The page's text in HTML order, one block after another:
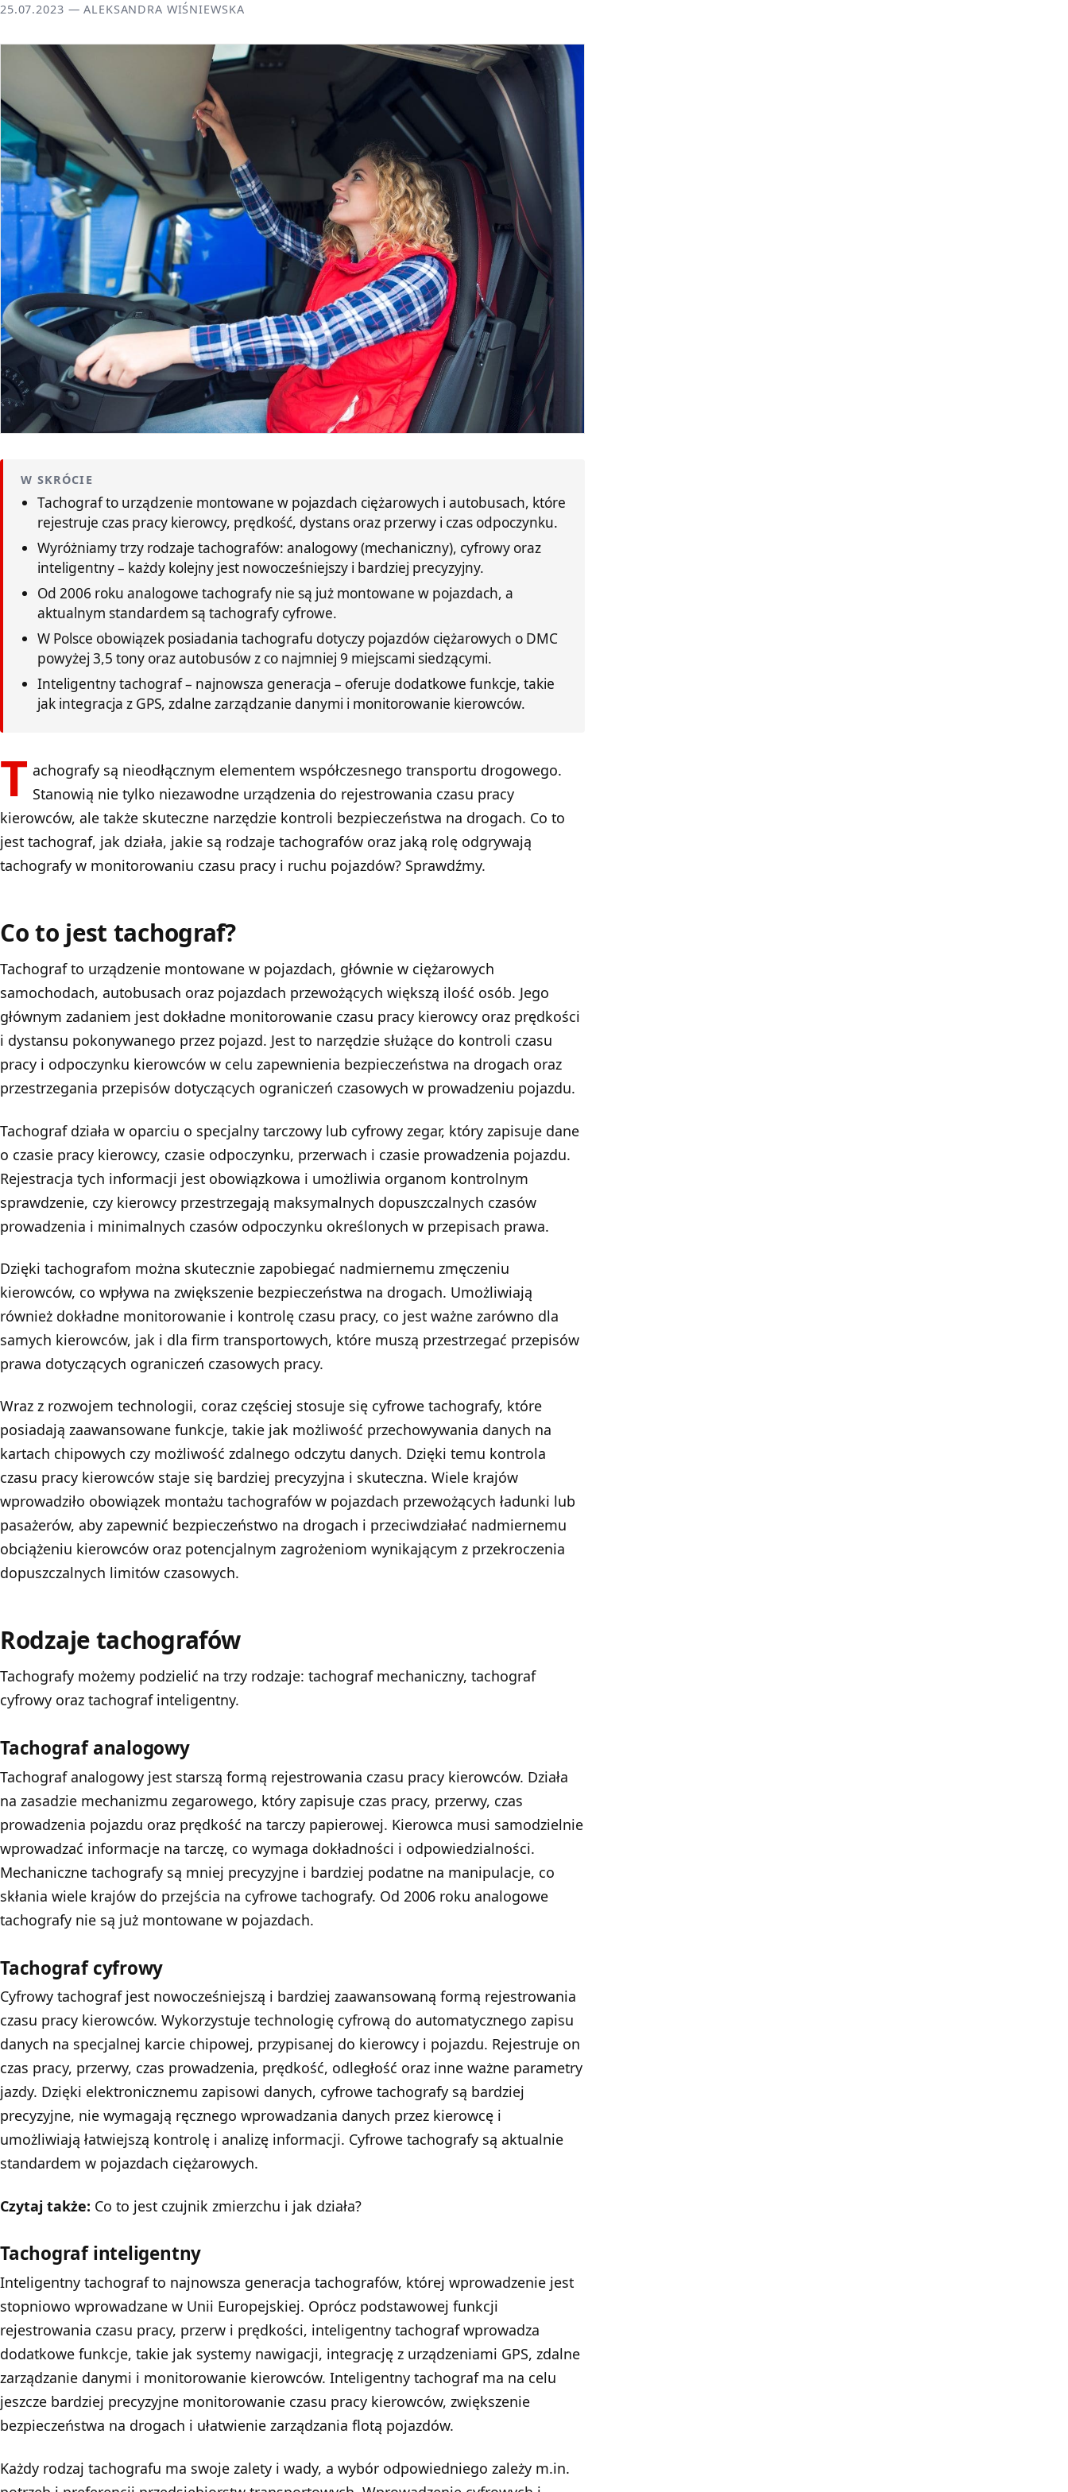
25.07.2023 — ALEKSANDRA WIŚNIEWSKA
W SKRÓCIE
Tachograf to urządzenie montowane w pojazdach ciężarowych i autobusach, które
rejestruje czas pracy kierowcy, prędkość, dystans oraz przerwy i czas odpoczynku.
Wyróżniamy trzy rodzaje tachografów: analogowy (mechaniczny), cyfrowy oraz
inteligentny – każdy kolejny jest nowocześniejszy i bardziej precyzyjny.
Od 2006 roku analogowe tachografy nie są już montowane w pojazdach, a
aktualnym standardem są tachografy cyfrowe.
W Polsce obowiązek posiadania tachografu dotyczy pojazdów ciężarowych o DMC
powyżej 3,5 tony oraz autobusów z co najmniej 9 miejscami siedzącymi.
Inteligentny tachograf – najnowsza generacja – oferuje dodatkowe funkcje, takie
jak integracja z GPS, zdalne zarządzanie danymi i monitorowanie kierowców.
T achografy są nieodłącznym elementem współczesnego transportu drogowego.
Stanowią nie tylko niezawodne urządzenia do rejestrowania czasu pracy
kierowców, ale także skuteczne narzędzie kontroli bezpieczeństwa na drogach. Co to
jest tachograf, jak działa, jakie są rodzaje tachografów oraz jaką rolę odgrywają
tachografy w monitorowaniu czasu pracy i ruchu pojazdów? Sprawdźmy.
Co to jest tachograf?
Tachograf to urządzenie montowane w pojazdach, głównie w ciężarowych
samochodach, autobusach oraz pojazdach przewożących większą ilość osób. Jego
głównym zadaniem jest dokładne monitorowanie czasu pracy kierowcy oraz prędkości
i dystansu pokonywanego przez pojazd. Jest to narzędzie służące do kontroli czasu
pracy i odpoczynku kierowców w celu zapewnienia bezpieczeństwa na drogach oraz
przestrzegania przepisów dotyczących ograniczeń czasowych w prowadzeniu pojazdu.
Tachograf działa w oparciu o specjalny tarczowy lub cyfrowy zegar, który zapisuje dane
o czasie pracy kierowcy, czasie odpoczynku, przerwach i czasie prowadzenia pojazdu.
Rejestracja tych informacji jest obowiązkowa i umożliwia organom kontrolnym
sprawdzenie, czy kierowcy przestrzegają maksymalnych dopuszczalnych czasów
prowadzenia i minimalnych czasów odpoczynku określonych w przepisach prawa.
Dzięki tachografom można skutecznie zapobiegać nadmiernemu zmęczeniu
kierowców, co wpływa na zwiększenie bezpieczeństwa na drogach. Umożliwiają
również dokładne monitorowanie i kontrolę czasu pracy, co jest ważne zarówno dla
samych kierowców, jak i dla firm transportowych, które muszą przestrzegać przepisów
prawa dotyczących ograniczeń czasowych pracy.
Wraz z rozwojem technologii, coraz częściej stosuje się cyfrowe tachografy, które
posiadają zaawansowane funkcje, takie jak możliwość przechowywania danych na
kartach chipowych czy możliwość zdalnego odczytu danych. Dzięki temu kontrola
czasu pracy kierowców staje się bardziej precyzyjna i skuteczna. Wiele krajów
wprowadziło obowiązek montażu tachografów w pojazdach przewożących ładunki lub
pasażerów, aby zapewnić bezpieczeństwo na drogach i przeciwdziałać nadmiernemu
obciążeniu kierowców oraz potencjalnym zagrożeniom wynikającym z przekroczenia
dopuszczalnych limitów czasowych.
Rodzaje tachografów
Tachografy możemy podzielić na trzy rodzaje: tachograf mechaniczny, tachograf
cyfrowy oraz tachograf inteligentny.
Tachograf analogowy
Tachograf analogowy jest starszą formą rejestrowania czasu pracy kierowców. Działa
na zasadzie mechanizmu zegarowego, który zapisuje czas pracy, przerwy, czas
prowadzenia pojazdu oraz prędkość na tarczy papierowej. Kierowca musi samodzielnie
wprowadzać informacje na tarczę, co wymaga dokładności i odpowiedzialności.
Mechaniczne tachografy są mniej precyzyjne i bardziej podatne na manipulacje, co
skłania wiele krajów do przejścia na cyfrowe tachografy. Od 2006 roku analogowe
tachografy nie są już montowane w pojazdach.
Tachograf cyfrowy
Cyfrowy tachograf jest nowocześniejszą i bardziej zaawansowaną formą rejestrowania
czasu pracy kierowców. Wykorzystuje technologię cyfrową do automatycznego zapisu
danych na specjalnej karcie chipowej, przypisanej do kierowcy i pojazdu. Rejestruje on
czas pracy, przerwy, czas prowadzenia, prędkość, odległość oraz inne ważne parametry
jazdy. Dzięki elektronicznemu zapisowi danych, cyfrowe tachografy są bardziej
precyzyjne, nie wymagają ręcznego wprowadzania danych przez kierowcę i
umożliwiają łatwiejszą kontrolę i analizę informacji. Cyfrowe tachografy są aktualnie
standardem w pojazdach ciężarowych.
Czytaj także: Co to jest czujnik zmierzchu i jak działa?
Tachograf inteligentny
Inteligentny tachograf to najnowsza generacja tachografów, której wprowadzenie jest
stopniowo wprowadzane w Unii Europejskiej. Oprócz podstawowej funkcji
rejestrowania czasu pracy, przerw i prędkości, inteligentny tachograf wprowadza
dodatkowe funkcje, takie jak systemy nawigacji, integrację z urządzeniami GPS, zdalne
zarządzanie danymi i monitorowanie kierowców. Inteligentny tachograf ma na celu
jeszcze bardziej precyzyjne monitorowanie czasu pracy kierowców, zwiększenie
bezpieczeństwa na drogach i ułatwienie zarządzania flotą pojazdów.
Każdy rodzaj tachografu ma swoje zalety i wady, a wybór odpowiedniego zależy m.in.